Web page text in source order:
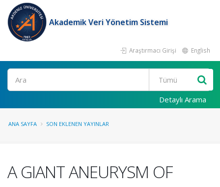
Akademik Veri Yönetim Sistemi
Araştırmacı Girişi English
Ara
Detaylı Arama
ANA SAYFA SON EKLENEN YAYINLAR
A GIANT ANEURYSM OF